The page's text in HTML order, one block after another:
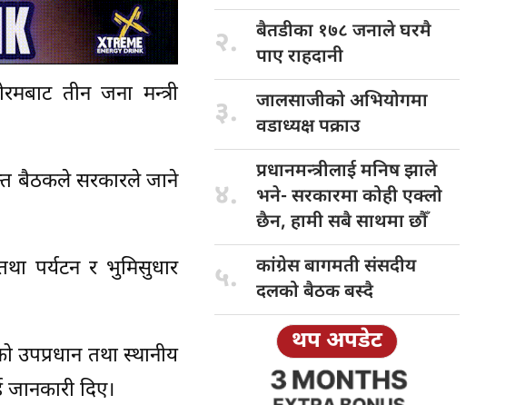
तीन जना मन्त्री
बैठकले सरकारले जाने
पर्यटन र भुमिसुधार
उपप्रधान तथा स्थानीय
दिए।
२. बैतडीका १७८ जनाले घरमै
पाए राहदानी
३.
जालसाजीको अभियोगमा
वडाध्यक्ष पक्राउ
४.
प्रधानमन्त्रीलाई मनिषझाले
भने- सरकारमा कोही एक्लो
छैन, हामी सबै साथमा छौँ
५. कांग्रेस बागमतीसंसदीय
दलको बैठक बस्दै
थप अपडेट